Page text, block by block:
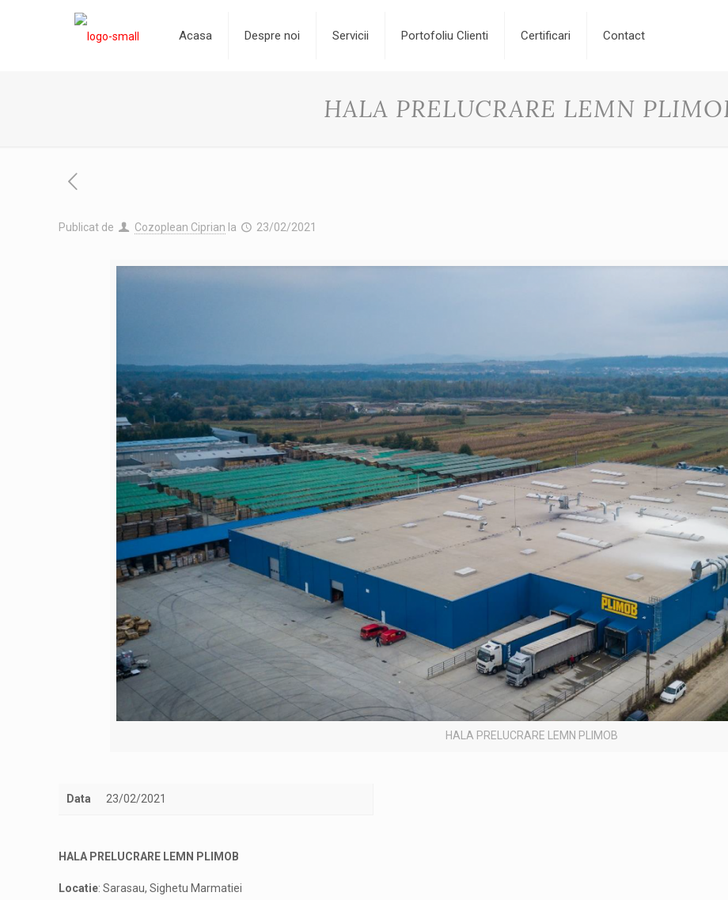
Acasa Despre noi Servicii Portofoliu Clienti Certificari Contact
HALA PRELUCRARE LEMN
Publicat de Cozoplean Ciprian la 23/02/2021
HALA PRELUCRARE LEMN PLIMOB
Data 23/02/2021
HALA PRELUCRARE LEMN PLIMOB
Locatie: Sarasau, Sighetu Marmatiei